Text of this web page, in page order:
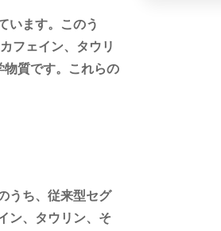
います。このう
フェイン、タウリ
物質です。これらの
うち、従来型セグ
ン、タウリン、そ